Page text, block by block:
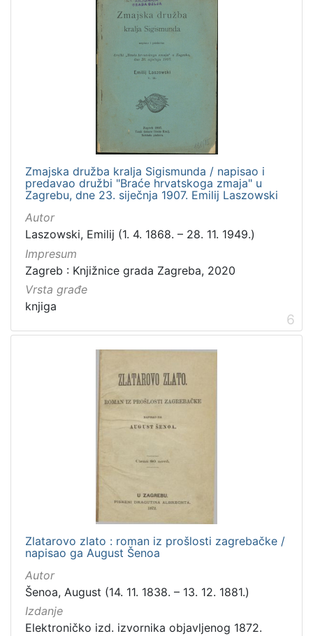
Zmajska družba kralja Sigismunda / napisao i
predavao družbi "Braće hrvatskoga zmaja" u
Zagrebu, dne 23. siječnja 1907. Emilij Laszowski
Autor
Laszowski, Emilij (1. 4. 1868. – 28. 11. 1949.)
Impresum
Zagreb : Knjižnice grada Zagreba, 2020
Vrsta građe
knjiga
6
Zlatarovo zlato : roman iz prošlosti zagrebačke /
napisao ga August Šenoa
Autor
Šenoa, August (14. 11. 1838. – 13. 12. 1881.)
Izdanje
Elektroničko izd. izvornika objavljenog 1872.